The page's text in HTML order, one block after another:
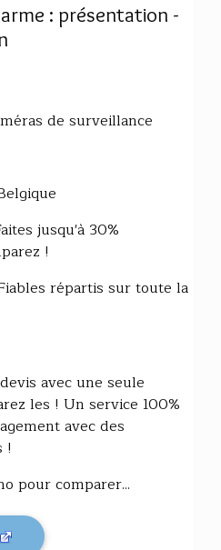
: présentation -
de surveillance
jusqu'à 30%
!
répartis sur toute la
avec une seule
les ! Un service 100%
avec des
!
pour comparer...